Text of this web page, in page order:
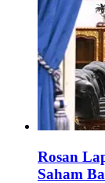
Rosan
Saham